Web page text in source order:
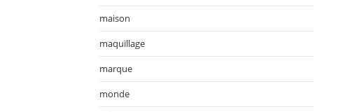
maison
maquillage
marque
monde